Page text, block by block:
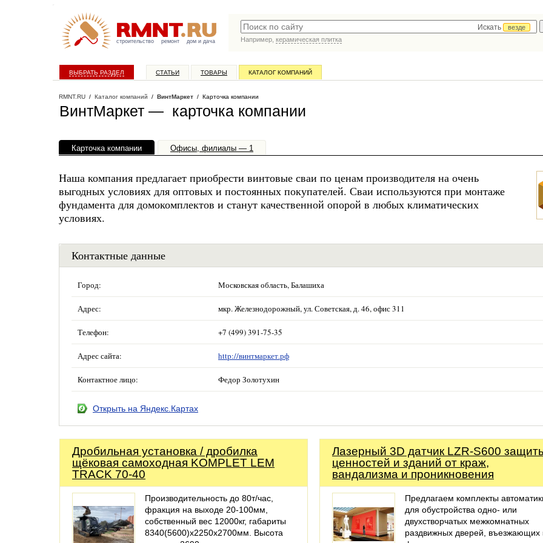
строительство ремонт дом и дача
Искать
везде
Например, керамическая плитка
ВЫБРАТЬ РАЗДЕЛ СТАТЬИ ТОВАРЫ КАТАЛОГ КОМПАНИЙ
RMNT.RU / Каталог компаний / ВинтМаркет / Карточка компании
ВинтМаркет — карточка компании
Карточка компании Офисы, филиалы — 1
Наша компания предлагает приобрести винтовые сваи по ценам производителя на очень
выгодных условиях для оптовых и постоянных покупателей. Сваи используются при монтаже
фундамента для домокомплектов и станут качественной опорой в любых климатических
условиях.
Контактные данные
Город: Московская область, Балашиха
Адрес: мкр. Железнодорожный, ул. Советская, д. 46, офис 311
Телефон: +7 (499) 391-75-35
Адрес сайта: http://винтмаркет.рф
Контактное лицо: Федор Золотухин
Открыть на Яндекс.Картах
Дробильная установка / дробилка
щёковая самоходная KOMPLET LEM
TRACK 70-40
Производительность до 80т/час,
фракция на выходе 20-100мм,
собственный вес 12000кг, габариты
8340(5600)х2250х2700мм. Высота
Лазерный 3D датчик LZR-S600
ценностей и зданий от краж,
вандализма и проникновения
Предлагаем комплекты
для обустройства одно- или
двухстворчатых межкомнатных
раздвижных дверей, въезжающих